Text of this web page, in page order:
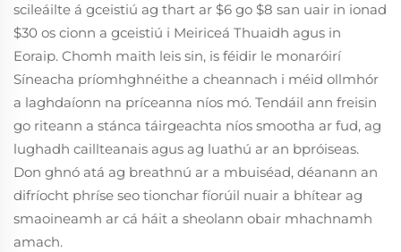
scileáilte á gceistiú ag thart ar $6 go $8 san uair in ionad
$30 os cionn a gceistiú i Meiriceá Thuaidh agus in
Eoraip. Chomh maith leis sin, is féidir le monaróirí
Síneacha príomhghnéithe a cheannach i méid ollmhór
a laghdaíonn na príceanna níos mó. Tendáil ann freisin
go riteann a stánca táirgeachta níos smootha ar fud, ag
lughadh caillteanais agus ag luathú ar an bpróiseas.
Don ghnó atá ag breathnú ar a mbuiséad, déanann an
difríocht phríse seo tionchar fíorúil nuair a bhítear ag
smaoineamh ar cá háit a sheolann obair mhachnamh
amach.